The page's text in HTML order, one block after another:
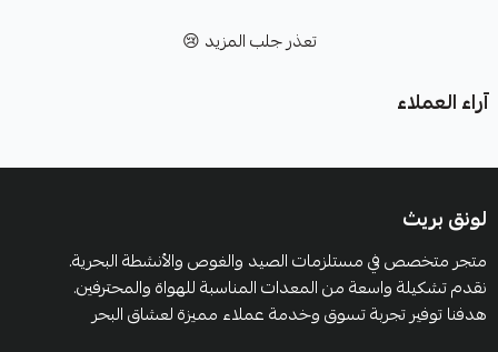
تعذر جلب المزيد 😢
آراء العملاء
لونق بريث
متجر متخصص في مستلزمات الصيد والغوص والأنشطة البحرية.
نقدم تشكيلة واسعة من المعدات المناسبة للهواة والمحترفين.
هدفنا توفير تجربة تسوق وخدمة عملاء مميزة لعشاق البحر